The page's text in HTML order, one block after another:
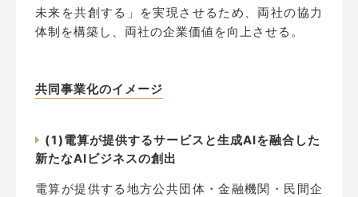
未来を共創する」を実現させるため、両社の協力
体制を構築し、両社の企業価値を向上させる。
共同事業化のイメージ
(1)電算が提供するサービスと生成AIを融合した
新たなAIビジネスの創出
電算が提供する地方公共団体・金融機関・民間企